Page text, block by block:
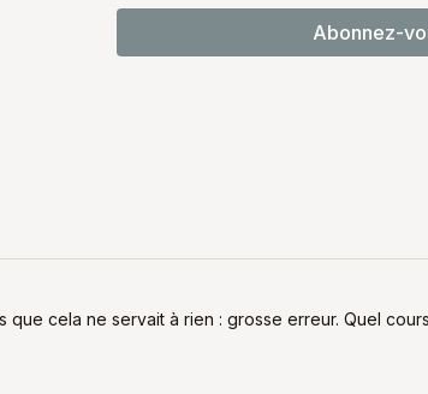
Abonnez-
cela ne servait à rien : grosse erreur. Quel